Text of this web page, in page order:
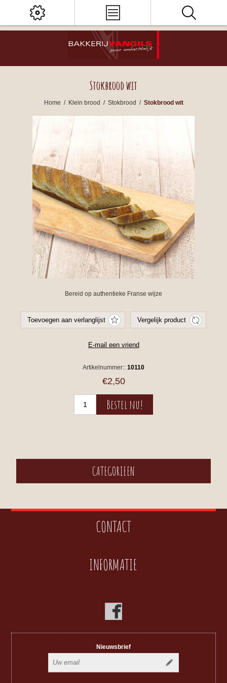
Stokbrood wit
Home / Klein brood / Stokbrood / Stokbrood wit
Bereid op authentieke Franse wijze
Artikelnummer:: 10110
€2,50
CATEGORIEEN
CONTACT
INFORMATIE
Nieuwsbrief